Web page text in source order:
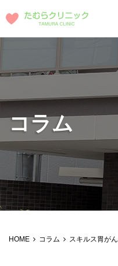
コラム
HOME コラム スキルス胃がん